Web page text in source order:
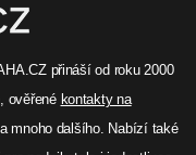
přináší od roku 2000
, ověřené kontakty na
a mnoho dalšího. Nabízí také